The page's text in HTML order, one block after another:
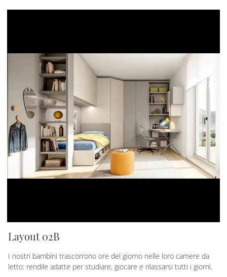
Layout 02B
I nostri bambini trascorrono ore del giorno nelle loro camere da
letto: rendile adatte per studiare, giocare e rilassarsi tutti i giorni.